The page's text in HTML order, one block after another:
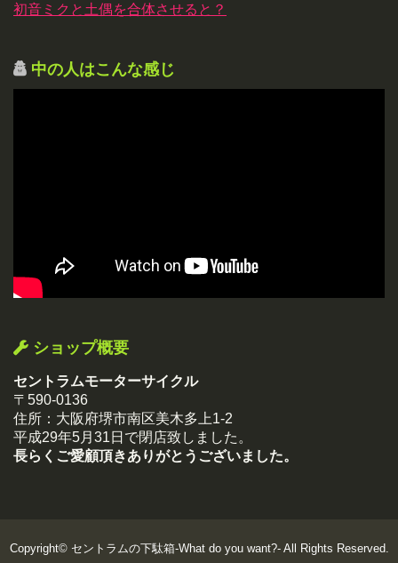
初音ミクと土偶を合体させると？
中の人はこんな感じ
ショップ概要
セントラムモーターサイクル
〒590-0136
住所：大阪府堺市南区美木多上1-2
平成29年5月31日で閉店致しました。
長らくご愛顧頂きありがとうございました。
Copyright© セントラムの下駄箱-What do you want?-All Rights Reserved.